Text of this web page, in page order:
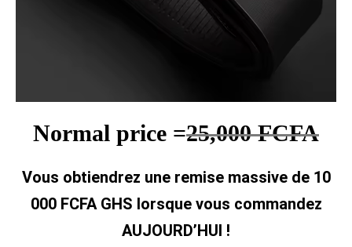
Normal price =25,000 FCFA
Vous obtiendrez une remise massive de 10
000 FCFA GHS lorsque vous commandez
AUJOURD’HUI !